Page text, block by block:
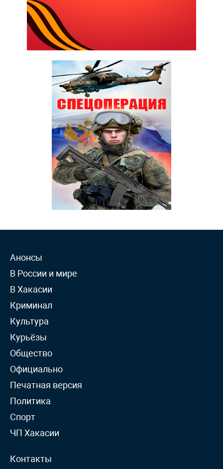
Анонсы
В России и мире
В Хакасии
Криминал
Культура
Курьёзы
Общество
Официально
Печатная версия
Политика
Спорт
ЧП Хакасии
Контакты